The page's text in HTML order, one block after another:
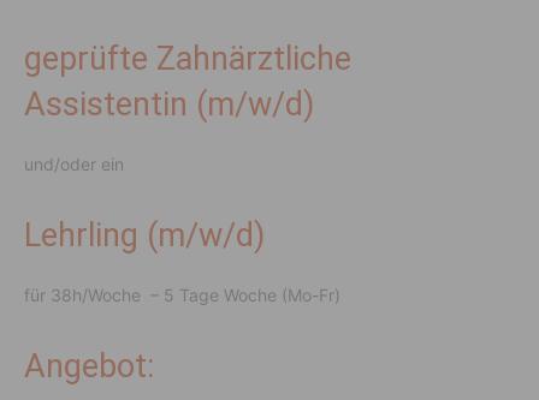
geprüfte Zahnärztliche
Assistentin (m/w/d)
und/oder ein
Lehrling (m/w/d)
für 38h/Woche – 5 Tage Woche (Mo-Fr)
Angebot: